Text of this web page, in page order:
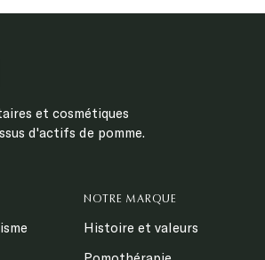
et cosmétiques
d'actifs de pomme.
NOTRE MARQUE
Histoire et valeurs